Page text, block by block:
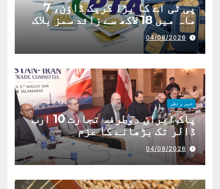
پی ٹی اے کا بڑا کریک ڈاؤن، 7
ماہ میں 18 لاکھ سے زائد سمز بلاک
04/08/2026
خبر و نظر
پاک ایران دوطرفہ تجارت 10 ارب
ڈالر تک بڑھانے کا عزم
04/08/2026